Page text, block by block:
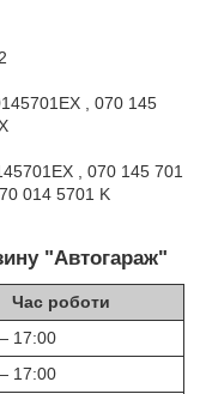
, 070 145
, 070 145 701
014 5701 K
"Автогараж"
Час роботи
17:00
17:00